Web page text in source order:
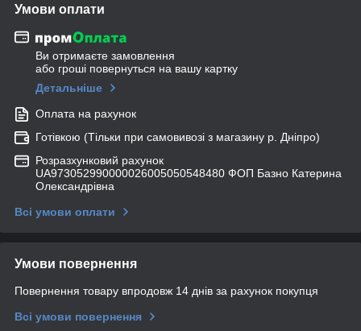
Умови оплати
Ви отримаєте замовлення
або гроші повернуться на вашу картку
Детальніше
Оплата на рахунок
Готівкою (Тільки при самовивозі з магазину р. Дніпро)
Розразхунковий рахунок
UA973052990000026005050548480 ФОП Базно Катерина
Олександрівна
Всі умови оплати
Умови повернення
Повернення товару впродовж 14 днів за рахунок покупця
Всі умови повернення